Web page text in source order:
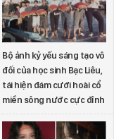
Bộ ảnh kỷ yếu sáng tạo vô
đối của học sinh Bạc Liêu,
tái hiện đám cưới hoài cổ
miền sông nước cực đỉnh